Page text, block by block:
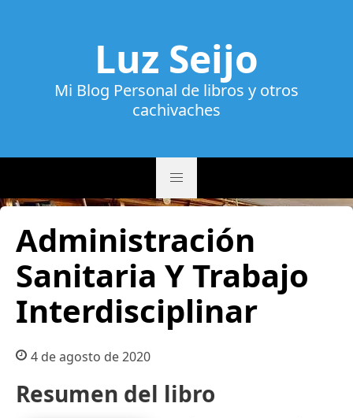
Luz Seijo
Mi Blog Personal de libros y otros
cachivaches
Administración
Sanitaria Y Trabajo
Interdisciplinar
4 de agosto de 2020
Resumen del libro